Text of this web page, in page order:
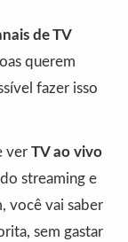
de TV
querem
fazer isso
ver TV ao vivo
streaming e
você vai saber
sem gastar